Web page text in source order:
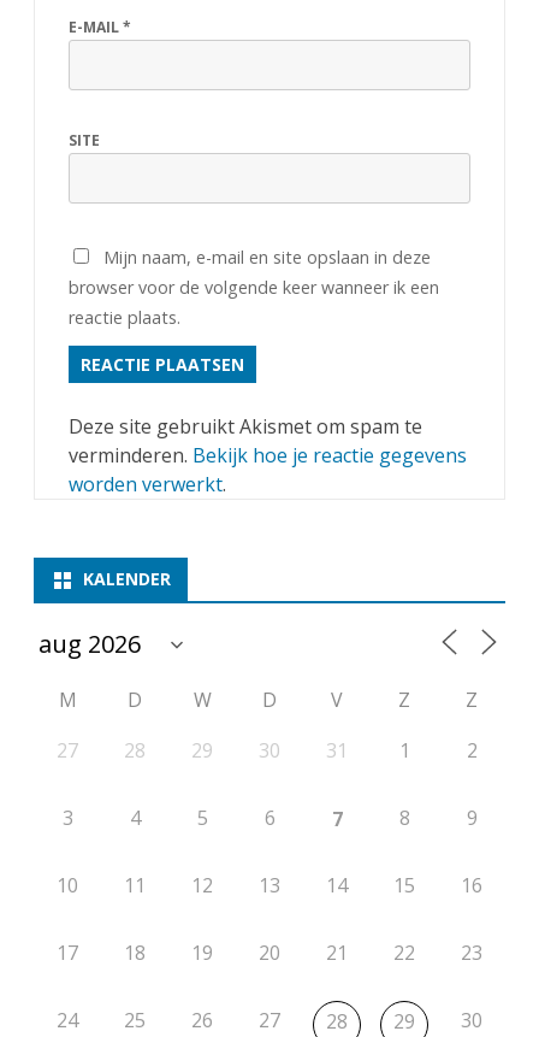
E-MAIL*
SITE
Mijn naam, e-mail en site opslaan in deze
browser voor de volgende keer wanneer ik een
reactie plaats.
Deze site gebruikt Akismet om spam te
verminderen. Bekijk hoe je reactie gegevens
worden verwerkt.
KALENDER
M D W D V Z
Z
27
28 29 30 31 1 2
3 4 5 6 7 8 9
10 11 12 13 14 15 16
17 18 19 20 21 22 23
24 25 26 27 28 29 30